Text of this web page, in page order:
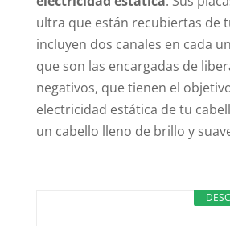
ultra que están recubiertas de
incluyen dos canales en cada
que son las encargadas de
negativos, que tienen el
electricidad estática de tu
un cabello lleno de brillo y